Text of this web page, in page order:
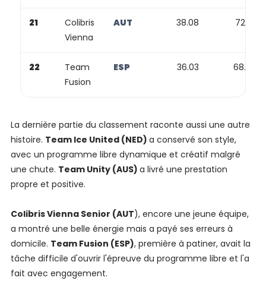
21
Colibris
Vienna
AUT 38.08 72.02
22
Team
Fusion
ESP 36.03 68.46
La dernière partie du classement raconte aussi une autre
histoire. Team Ice United (NED) a conservé son style,
avec un programme libre dynamique et créatif malgré
une chute. Team Unity (AUS) a livré une prestation
propre et positive.
Colibris Vienna Senior (AUT), encore une jeune équipe,
a montré une belle énergie mais a payé ses erreurs à
domicile. Team Fusion (ESP), première à patiner, avait la
tâche difficile d'ouvrir l'épreuve du programme libre et l'a
fait avec engagement.